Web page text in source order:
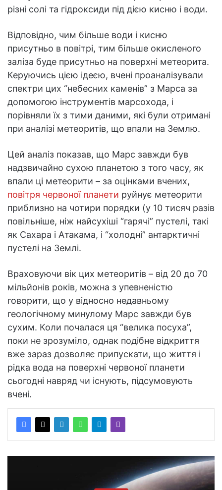
різні солі та гідроксиди під дією кисню і води.
Відповідно, чим більше води і кисню
присутньо в повітрі, тим більше окисленого
заліза буде присутньо на поверхні метеорита.
Керуючись цією ідеєю, вчені проаналізували
спектри цих “небесних каменів” з Марса за
допомогою інструментів марсохода, і
порівняли їх з тими даними, які були отримані
при аналізі метеоритів, що впали на Землю.
Цей аналіз показав, що Марс завжди був
надзвичайно сухою планетою з того часу, як
впали ці метеорити – за оцінками вчених,
повітря червоної планети руйнує метеорити
приблизно на чотири порядки (у 10 тисяч разів
повільніше, ніж найсухіші “гарячі” пустелі, такі
як Сахара і Атакама, і “холодні” антарктичні
пустелі на Землі.
Враховуючи вік цих метеоритів – від 20 до 70
мільйонів років, можна з упевненістю
говорити, що у відносно недавньому
геологічному минулому Марс завжди був
сухим. Коли почалася ця “велика посуха”,
поки не зрозуміло, однак подібне відкриття
вже зараз дозволяє припускати, що життя і
рідка вода на поверхні червоної планети
сьогодні навряд чи існують, підсумовують
вчені.